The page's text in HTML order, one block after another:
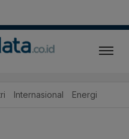
Internasional Energi